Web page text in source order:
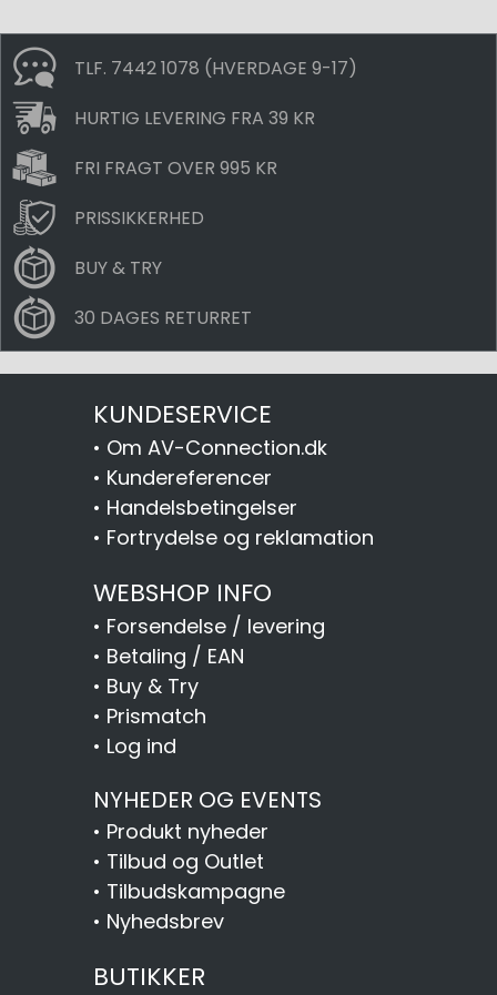
TLF. 7442 1078 (HVERDAGE 9-17)
HURTIG LEVERING FRA 39 KR
FRI FRAGT OVER 995 KR
PRISSIKKERHED
BUY & TRY
30 DAGES RETURRET
KUNDESERVICE
• Om AV-Connection.dk
• Kundereferencer
• Handelsbetingelser
• Fortrydelse og reklamation
WEBSHOP INFO
• Forsendelse / levering
• Betaling / EAN
• Buy & Try
• Prismatch
• Log ind
NYHEDER OG EVENTS
• Produkt nyheder
• Tilbud og Outlet
• Tilbudskampagne
• Nyhedsbrev
BUTIKKER